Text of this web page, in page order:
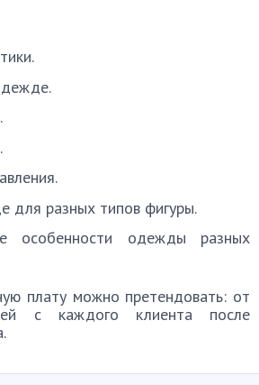
для разных типов фигуры.
особенности одежды разных
плату можно претендовать: от
с каждого клиента после